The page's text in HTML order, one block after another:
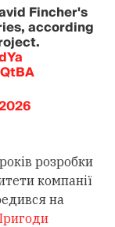
Fincher's
according
розробки
компанії
на